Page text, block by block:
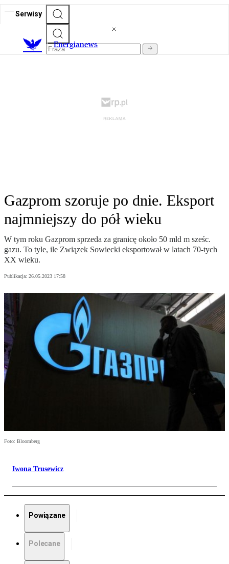
Serwisy
Energianews
Gazprom szoruje po dnie. Eksport
najmniejszy do pół wieku
W tym roku Gazprom sprzeda za granicę około 50 mld m sześc.
gazu. To tyle, ile Związek Sowiecki eksportował w latach 70-tych
XX wieku.
Publikacja: 26.05.2023 17:58
Foto: Bloomberg
Iwona Trusewicz
Powiązane
Polecane